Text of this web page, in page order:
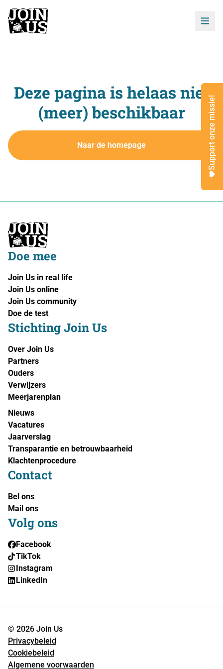
Support onze missie!
Deze pagina is helaas niet
(meer) beschikbaar
Naar de homepage
Doe mee
Join Us in real life
Join Us online
Join Us community
Doe de test
Stichting Join Us
Over Join Us
Partners
Ouders
Verwijzers
Meerjarenplan
Nieuws
Vacatures
Jaarverslag
Transparantie en betrouwbaarheid
Klachtenprocedure
Contact
Bel ons
Mail ons
Volg ons
Facebook
TikTok
Instagram
LinkedIn
© 2026 Join Us
Privacybeleid
Cookiebeleid
Algemene voorwaarden